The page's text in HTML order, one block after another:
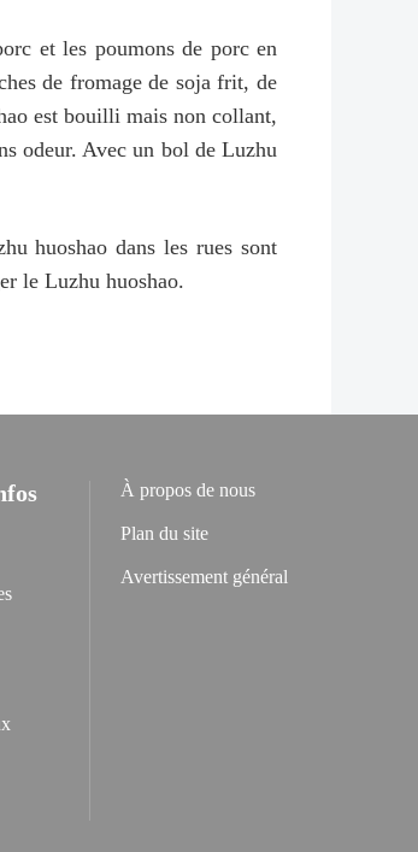
et les poumons de porc en
de fromage de soja frit, de
est bouilli mais non collant,
odeur. Avec un bol de Luzhu
huoshao dans les rues sont
le Luzhu huoshao.
À propos de nous
Plan du site
Avertissement général